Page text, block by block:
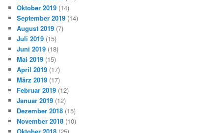
Oktober 2019 (14)
September 2019 (14)
August 2019 (7)
Juli 2019 (15)
Juni 2019 (18)
Mai 2019 (15)
April 2019 (17)
März 2019 (17)
Februar 2019 (12)
Januar 2019 (12)
Dezember 2018 (15)
November 2018 (10)